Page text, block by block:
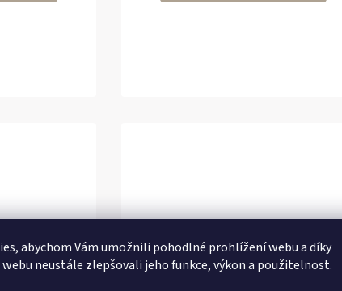
abychom Vám umožnili pohodlné prohlížení webu a díky
neustále zlepšovali jeho funkce, výkon a použitelnost.